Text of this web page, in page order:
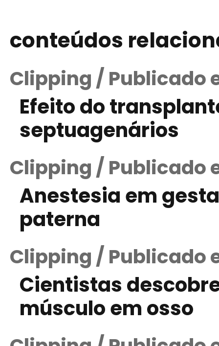
conteúdos
Clipping / Publicado
Efeito do
septuagenários
Clipping / Publicado
Anestesia em
paterna
Clipping / Publicado
Cientistas
músculo em osso